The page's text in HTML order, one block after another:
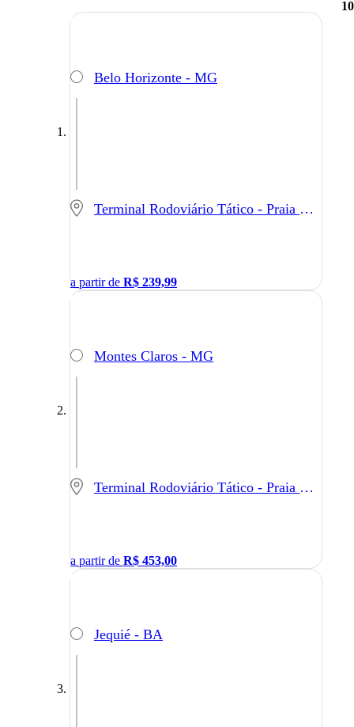
Belo Horizonte - MG
Terminal Rodoviário Tático - Praia Grande - SP
a partir de R$ 239,99
Montes Claros - MG
Terminal Rodoviário Tático - Praia Grande - SP
a partir de R$ 453,00
Jequié - BA